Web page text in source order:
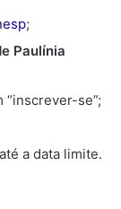
;
Paulínia
“inscrever-se”;
a data limite.